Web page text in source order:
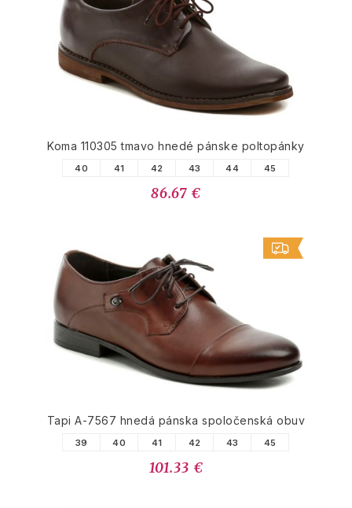
Koma 110305 tmavo hnedé pánske poltopánky
40 41 42 43 44 45
86.67 €
Tapi A-7567 hnedá pánska spoločenská obuv
39 40 41 42 43 45
101.33 €